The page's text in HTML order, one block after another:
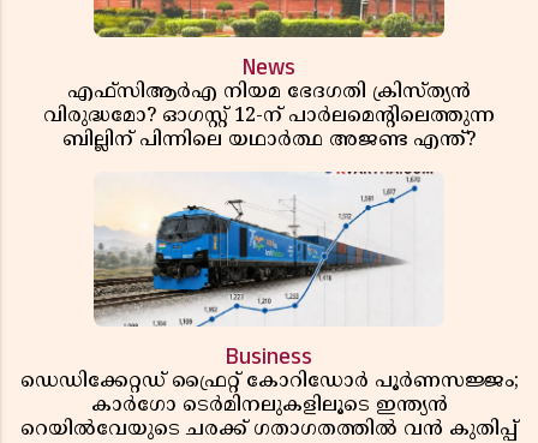
News
എഫ്സിആർഎ നിയമ ഭേദഗതി ക്രിസ്ത്യൻ
വിരുദ്ധമോ? ഓഗസ്റ്റ് 12-ന് പാർലമെന്റിലെത്തുന്ന
ബില്ലിന് പിന്നിലെ യഥാർത്ഥ അജണ്ട എന്ത്?
Business
ഡെഡിക്കേറ്റഡ് ഫ്രൈറ്റ് കോറിഡോർ പൂർണസജ്ജം;
കാർഗോ ടെർമിനലുകളിലൂടെ ഇന്ത്യൻ
റെയിൽവേയുടെ ചരക്ക് ഗതാഗതത്തിൽ വൻ കുതിപ്പ്